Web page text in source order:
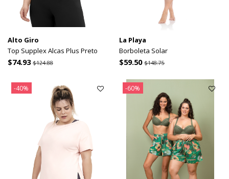
Alto Giro
Top Supplex Alcas Plus Preto
$74.93 $124.88
La Playa
Borboleta Solar
$59.50$148.75
-40% -60%